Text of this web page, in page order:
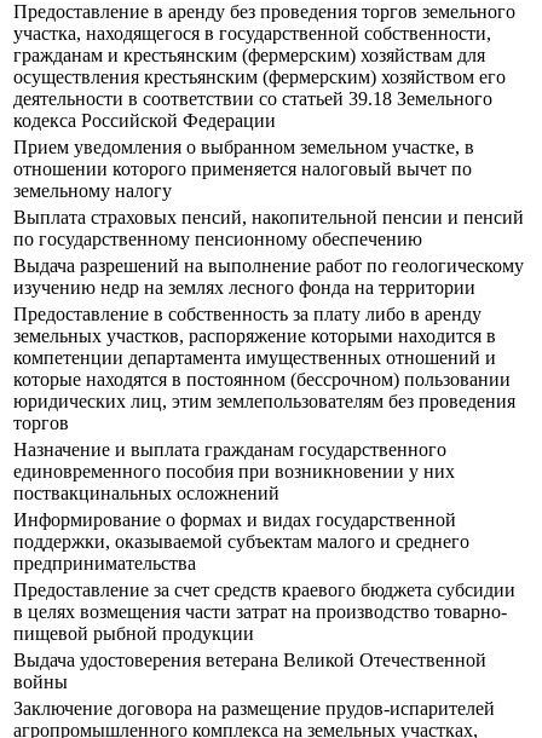
Предоставление в аренду без проведения торгов земельного
участка, находящегося в государственной собственности,
гражданам и крестьянским (фермерским) хозяйствам для
осуществления крестьянским (фермерским) хозяйством его
деятельности в соответствии со статьей 39.18 Земельного
кодекса Российской Федерации
Прием уведомления о выбранном земельном участке, в
отношении которого применяется налоговый вычет по
земельному налогу
Выплата страховых пенсий, накопительной пенсии и пенсий
по государственному пенсионному обеспечению
Выдача разрешений на выполнение работ по геологическому
изучению недр на землях лесного фонда на территории
Предоставление в собственность за плату либо в аренду
земельных участков, распоряжение которыми находится в
компетенции департамента имущественных отношений и
которые находятся в постоянном (бессрочном) пользовании
юридических лиц, этим землепользователям без проведения
торгов
Назначение и выплата гражданам государственного
единовременного пособия при возникновении у них
поствакцинальных осложнений
Информирование о формах и видах государственной
поддержки, оказываемой субъектам малого и среднего
предпринимательства
Предоставление за счет средств краевого бюджета субсидии
в целях возмещения части затрат на производство товарно-
пищевой рыбной продукции
Выдача удостоверения ветерана Великой Отечественной
войны
Заключение договора на размещение прудов-испарителей
агропромышленного комплекса на земельных участках,